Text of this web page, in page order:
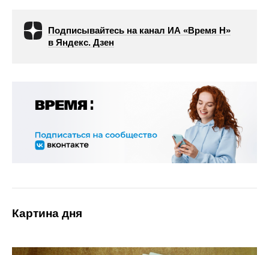
Подписывайтесь на канал ИА «Время Н»
в Яндекс. Дзен
Картина дня